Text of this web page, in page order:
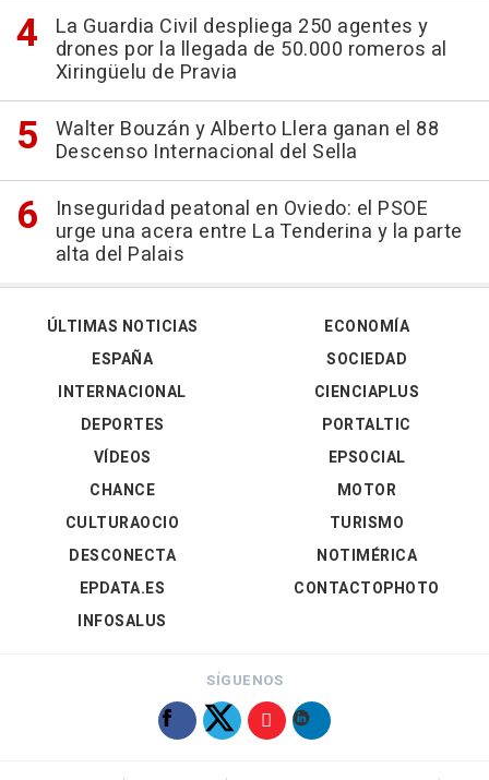
La Guardia Civil despliega 250 agentes y
drones por la llegada de 50.000 romeros al
Xiringüelu de Pravia
Walter Bouzán y Alberto Llera ganan el 88
Descenso Internacional del Sella
Inseguridad peatonal en Oviedo: el PSOE
urge una acera entre La Tenderina y la parte
alta del Palais
ÚLTIMAS NOTICIAS
ESPAÑA
INTERNACIONAL
DEPORTES
VÍDEOS
ECONOMÍA
SOCIEDAD
CIENCIAPLUS
PORTALTIC
EPSOCIAL
CHANCE
CULTURAOCIO
DESCONECTA
EPDATA.ES
INFOSALUS
MOTOR
TURISMO
NOTIMÉRICA
CONTACTOPHOTO
SÍGUENOS